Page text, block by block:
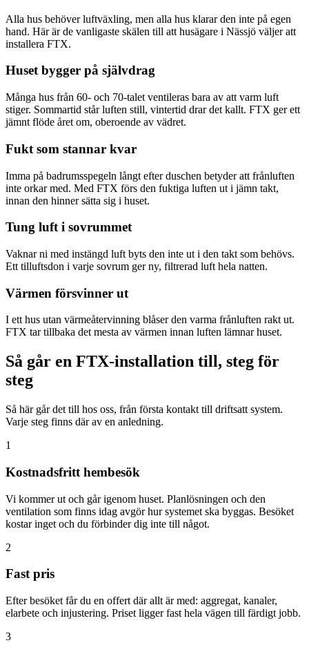
Alla hus behöver luftväxling, men alla hus klarar den inte på egen
hand. Här är de vanligaste skälen till att husägare i Nässjö väljer att
installera FTX.
Huset bygger på självdrag
Många hus från 60- och 70-talet ventileras bara av att varm luft
stiger. Sommartid står luften still, vintertid drar det kallt. FTX ger ett
jämnt flöde året om, oberoende av vädret.
Fukt som stannar kvar
Imma på badrumsspegeln långt efter duschen betyder att frånluften
inte orkar med. Med FTX förs den fuktiga luften ut i jämn takt,
innan den hinner sätta sig i huset.
Tung luft i sovrummet
Vaknar ni med instängd luft byts den inte ut i den takt som behövs.
Ett tilluftsdon i varje sovrum ger ny, filtrerad luft hela natten.
Värmen försvinner ut
I ett hus utan värmeåtervinning blåser den varma frånluften rakt ut.
FTX tar tillbaka det mesta av värmen innan luften lämnar huset.
Så går en FTX-installation till, steg för
steg
Så här går det till hos oss, från första kontakt till driftsatt system.
Varje steg finns där av en anledning.
1
Kostnadsfritt hembesök
Vi kommer ut och går igenom huset. Planlösningen och den
ventilation som finns idag avgör hur systemet ska byggas. Besöket
kostar inget och du förbinder dig inte till något.
2
Fast pris
Efter besöket får du en offert där allt är med: aggregat, kanaler,
elarbete och injustering. Priset ligger fast hela vägen till färdigt jobb.
3